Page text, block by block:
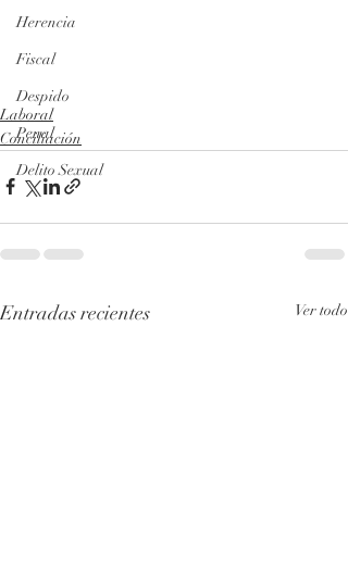
Herencia
Fiscal
Despido
Penal
Delito Sexual
Laboral
Conciliación
Entradas recientes Ver todo